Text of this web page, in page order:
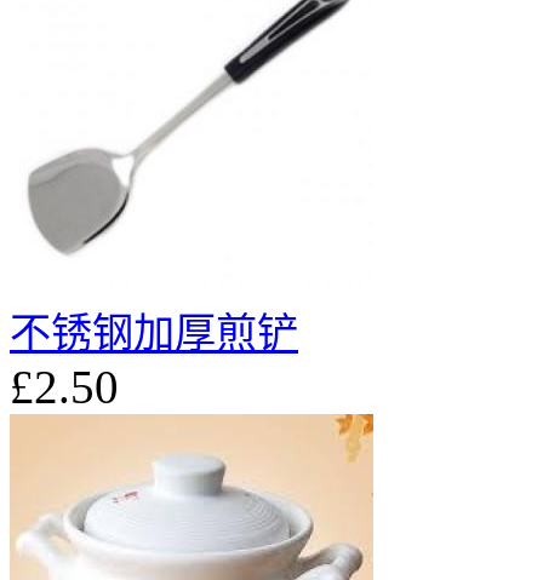
不锈钢加厚煎铲
£2.50